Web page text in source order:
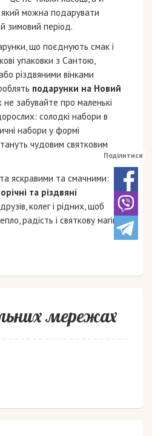
Поділитися
який можна подарувати
зимовий період.
що поєднують смак і
упаковки з Сантою,
різдвяними вінками
подарунки на Новий
забувайте про маленькі
солодкі набори в
набори у формі
чудовим святковим
яскравими та смачними:
та різдвяні
колег і рідних, щоб
радість і святкову магію!
мережах